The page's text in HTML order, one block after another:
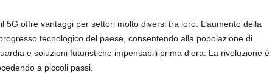
5G offre vantaggi per settori molto diversi tra loro. L’aumento della
tecnologico del paese, consentendo alla popolazione di
e soluzioni futuristiche impensabili prima d’ora. La rivoluzione è
a piccoli passi.